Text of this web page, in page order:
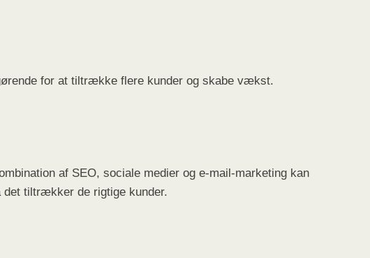
for at tiltrække flere kunder og skabe vækst.
af SEO, sociale medier og e-mail-marketing kan
tiltrækker de rigtige kunder.